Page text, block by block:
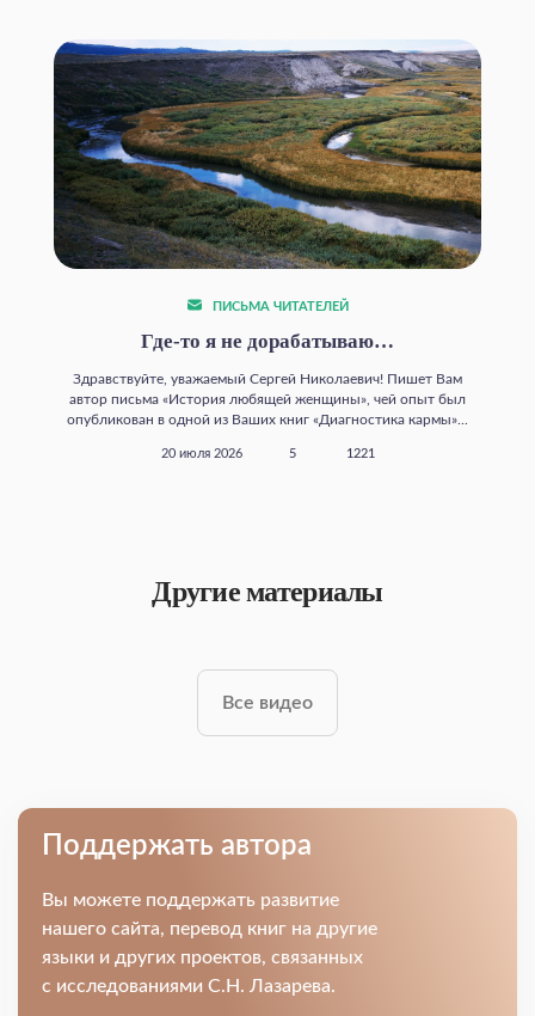
ПИСЬМА ЧИТАТЕЛЕЙ
Где‑то я не дорабатываю…
Здравствуйте, уважаемый Сергей Николаевич! Пишет Вам
автор письма «История любящей женщины», чей опыт был
опубликован в одной из Ваших книг «Диагностика кармы»...
20 июля 2026 5 1221
Другие материалы
Все видео
Поддержать автора
Вы можете поддержать развитие
нашего сайта, перевод книг на другие
языки и других проектов, связанных
с исследованиями С.Н. Лазарева.